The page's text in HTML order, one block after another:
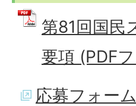
第81回国民
要項 (PDF
応募フォー